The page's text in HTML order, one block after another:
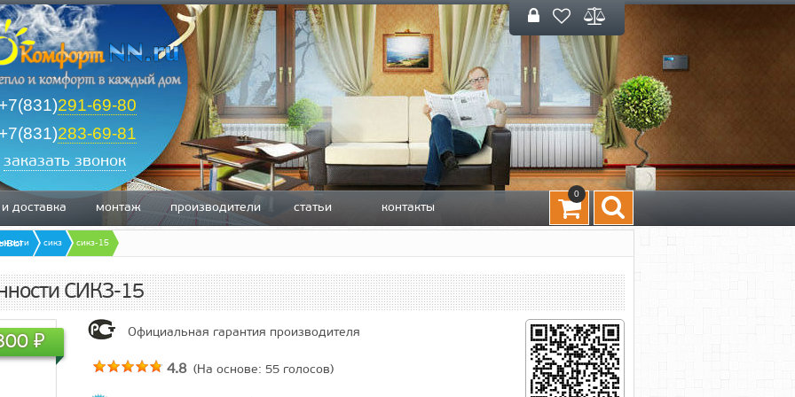
+7(831)291-69-80
+7(831)283-69-81
заказать звонок
доставка монтаж производители статьи контакты
0
cикз сикз-15
СИКЗ-15
₽ Официальная гарантия производителя
4.8 (На основе: 55 голосов)